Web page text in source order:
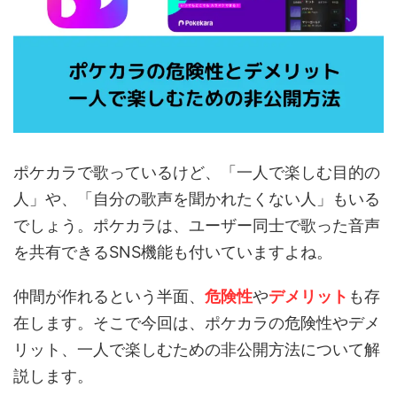
ポケカラで歌っているけど、「一人で楽しむ目的の
人」や、「自分の歌声を聞かれたくない人」もいる
でしょう。ポケカラは、ユーザー同士で歌った音声
を共有できるSNS機能も付いていますよね。
仲間が作れるという半面、 危険性やデメリット も存
在します。そこで今回は、ポケカラの危険性やデメ
リット、一人で楽しむための非公開方法について解
説します。